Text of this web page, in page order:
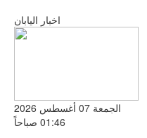
اخبار اليابان
الجمعة 07 أغسطس 2026
01:46 صباحاً